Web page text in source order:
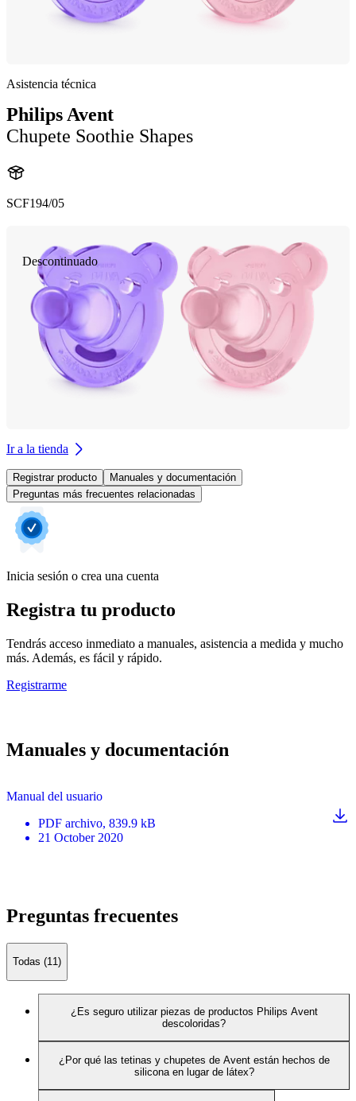
Asistencia técnica
Philips Avent
Chupete Soothie Shapes
SCF194/05
Descontinuado
Ir a la tienda
Registrar producto
Manuales y documentación
Preguntas más frecuentes relacionadas
Inicia sesión o crea una cuenta
Registra tu producto
Tendrás acceso inmediato a manuales, asistencia a medida y mucho
más. Además, es fácil y rápido.
Registrarme
Manuales y documentación
Manual del usuario
PDF archivo, 839.9 kB
21 October 2020
Preguntas frecuentes
Todas (11)
¿Es seguro utilizar piezas de productos Philips Avent
descoloridas?
¿Por qué las tetinas y chupetes de Avent están hechos de
silicona en lugar de látex?